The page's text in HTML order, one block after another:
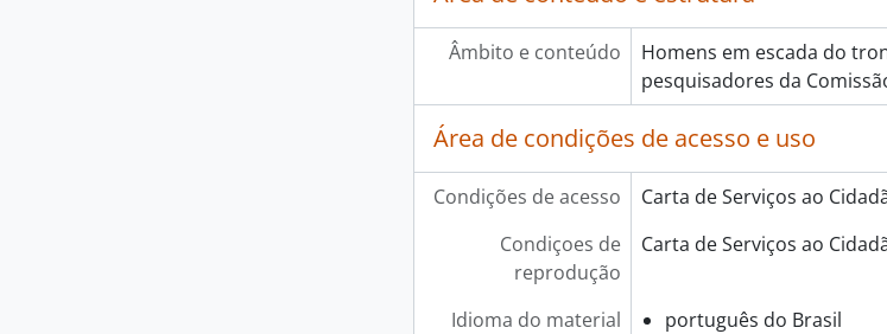
Âmbito e conteúdo
Homens em escada do
pesquisadores da
Área de condições de acesso e uso
Condições de acesso
Carta de Serviços ao
Condiçoes de
reprodução
Carta de Serviços ao
Idioma do material
português do Brasil